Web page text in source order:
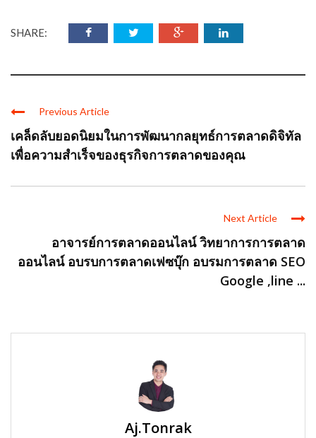
SHARE:
Previous Article
เคล็ดลับยอดนิยมในการพัฒนากลยุทธ์การตลาดดิจิทัล
เพื่อความสำเร็จของธุรกิจการตลาดของคุณ
Next Article
อาจารย์การตลาดออนไลน์ วิทยาการการตลาด
ออนไลน์ อบรบการตลาดเฟซบุ๊ก อบรมการตลาด SEO
Google ,line ...
Aj.Tonrak